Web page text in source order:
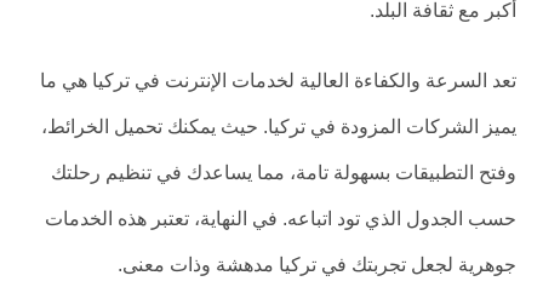
أكبر مع ثقافة البلد.
تعد السرعة والكفاءة العالية لخدمات الإنترنت في تركيا هي ما
يميز الشركات المزودة في تركيا. حيث يمكنك تحميل الخرائط،
وفتح التطبيقات بسهولة تامة، مما يساعدك في تنظيم رحلتك
حسب الجدول الذي تود اتباعه. في النهاية، تعتبر هذه الخدمات
جوهرية لجعل تجربتك في تركيا مدهشة وذات معنى.